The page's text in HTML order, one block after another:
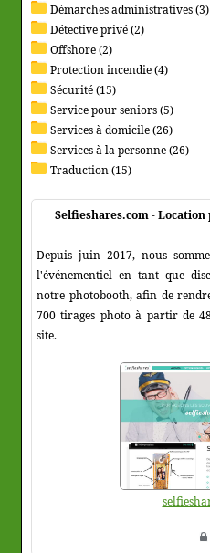
Démarches administratives (3)
Détective privé (2)
Offshore (2)
Protection incendie (4)
Sécurité (15)
Service pour seniors (5)
Services à domicile (26)
Services à la personne (26)
Traduction (15)
Selfieshares.com -
Depuis juin 2017, nous
l'événementiel en tant que
notre photobooth, afin de
700 tirages photo à partir de
site.